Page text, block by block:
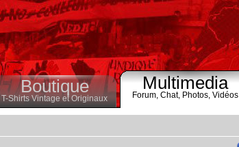
Boutique
T-Shirts Vintage et Originaux
Multimedia
Forum, Chat, Photos, Vidéos